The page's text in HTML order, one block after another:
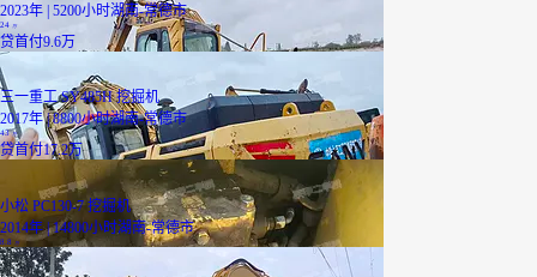
2023年 | 5200小时湖南-常德市
24
贷首付9.6万
三一重工 SY485H 挖掘机
2017年 | 8800小时湖南-常德市
43万
贷首付17.2万
小松 PC130-7 挖掘机
2014年 | 14800小时湖南-常德市
8.8